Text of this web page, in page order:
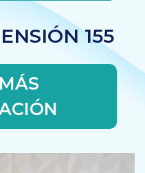
155